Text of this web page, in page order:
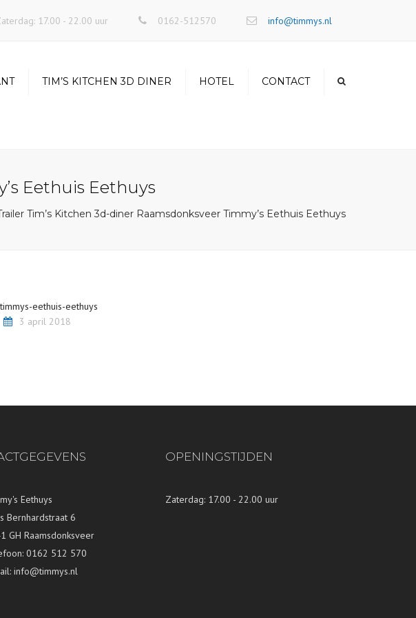
17.00 - 22.00 uur 0162-512570 info@timmys.nl
TIM’S KITCHEN 3D DINER HOTEL CONTACT
Eethuis Eethuys
Tim’s Kitchen 3d-diner Raamsdonksveer Timmy’s Eethuis Eethuys
eethuis-eethuys
3 april 2018
Eethuys
Bernhardstraat 6
GH Raamsdonksveer
0162 512 570
info@timmys.nl
OPENINGSTIJDEN
Zaterdag: 17.00 - 22.00 uur